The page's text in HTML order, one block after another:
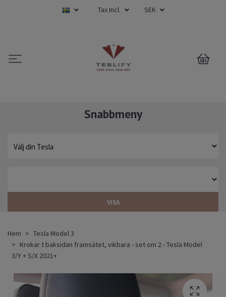
Tax Incl. SEK
0
Snabbmeny
VISA
Hem
Tesla Model 3
Krokar t baksidan framsätet, vikbara - set om 2 - Tesla Model
3/Y + S/X 2021+